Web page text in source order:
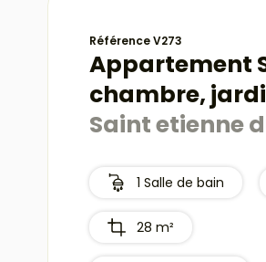
Référence V273
Appartement
chambre,
Saint etienne
1 Salle de bain
28 m²